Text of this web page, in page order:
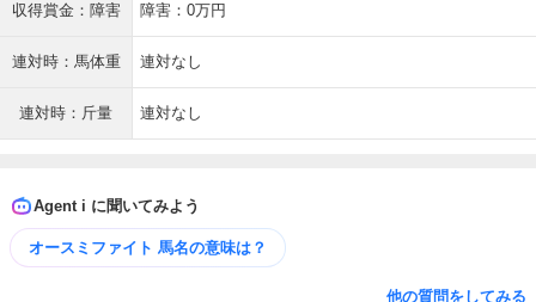
収得賞金：障害 障害：0万円
連対時：馬体重 連対なし
連対時：斤量 連対なし
Agent i に聞いてみよう
オースミファイト 馬名の意味は？
他の質問をしてみる